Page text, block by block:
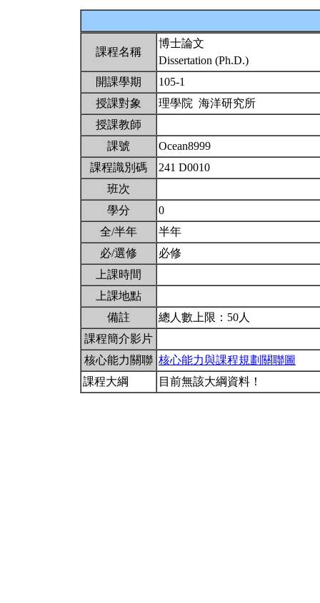
課程名稱
博士論文
Dissertation (Ph.D.)
開課學期
105-1
授課對象
理學院 海洋研究所
授課教師
課號
Ocean8999
課程識別碼
241 D0010
班次
學分
0
全/半年
半年
必/選修
必修
上課時間
上課地點
備註
總人數上限：50人
課程簡介影片
核心能力關聯 核心能力與課程規劃關聯圖
課程大綱
目前無該大綱資料！